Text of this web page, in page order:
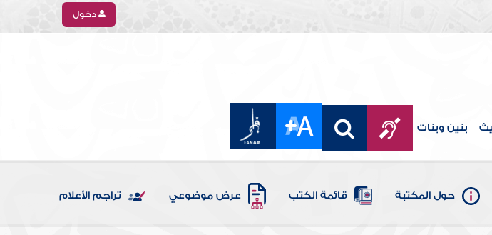
دخول
بنين وبنات
حول المكتبة قائمة الكتب عرض موضوعي تراجم الأعلام